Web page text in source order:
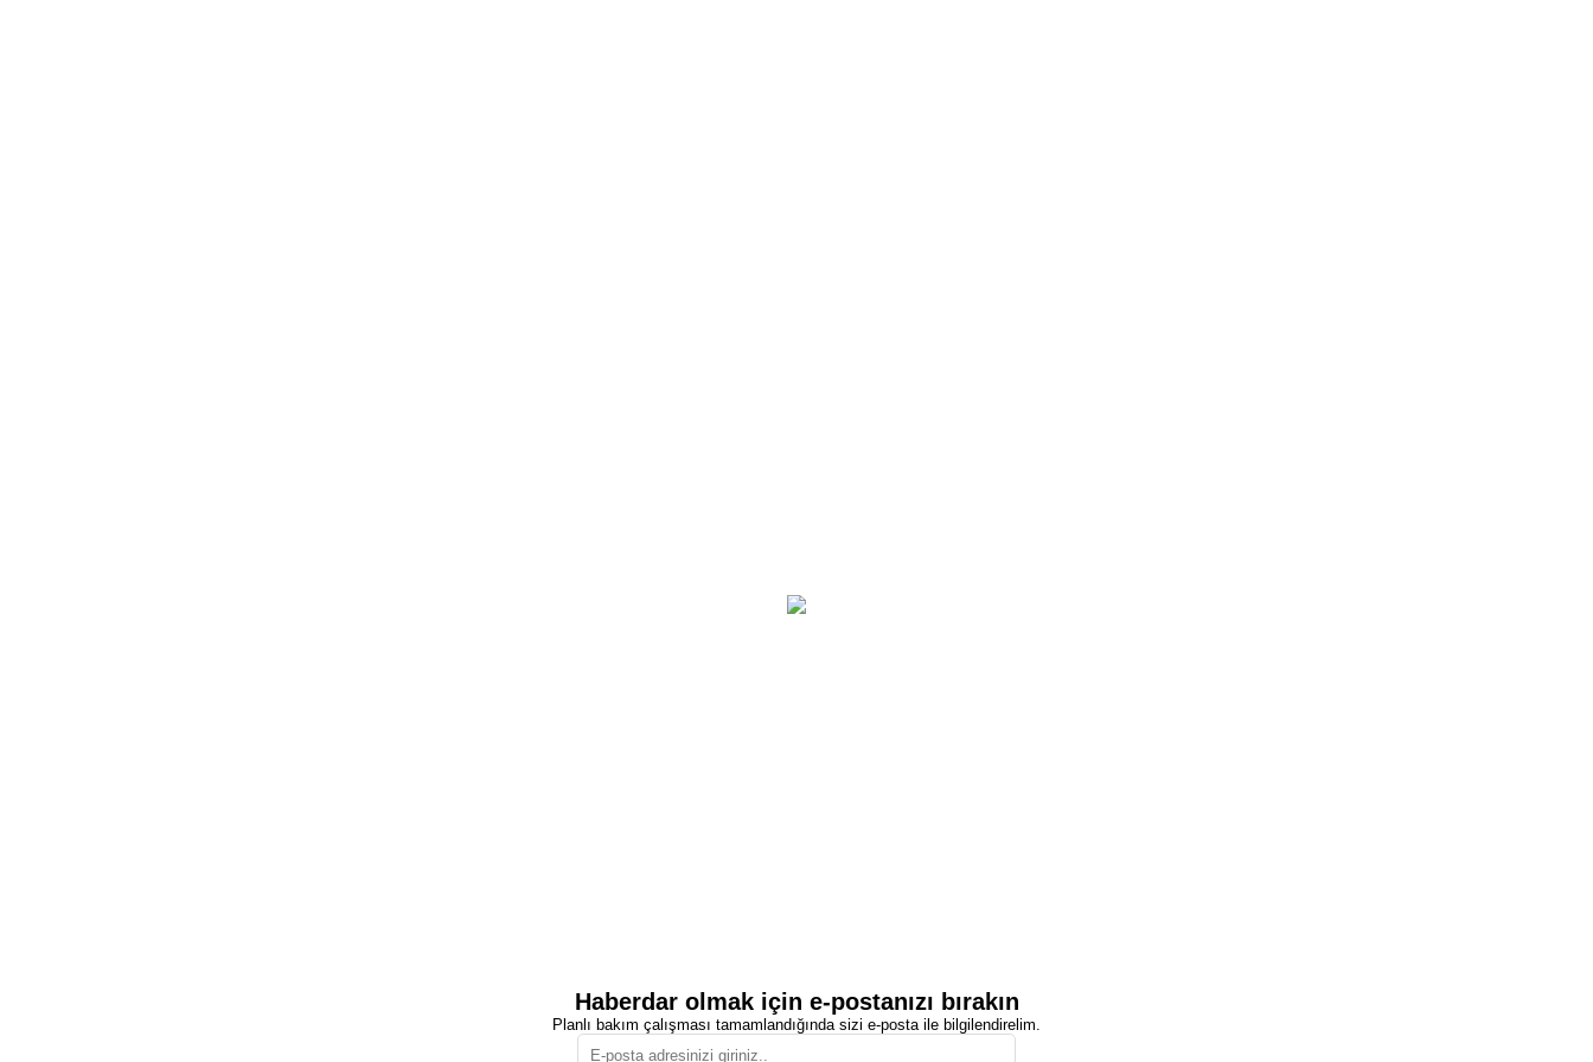
Haberdar olmak için e-postanızı bırakın
Planlı bakım çalışması tamamlandığında sizi e-posta ile bilgilendirelim.